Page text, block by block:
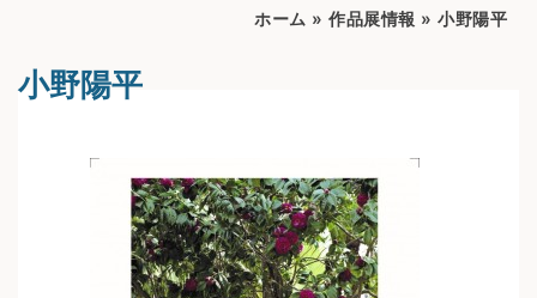
ホーム » 作品展情報 » 小野陽平
小野陽平